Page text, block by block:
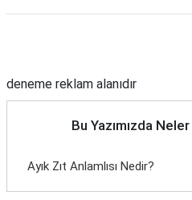
deneme reklam alanıdır
Bu Yazımızda
Ayık Zıt Anlamlısı Nedir?